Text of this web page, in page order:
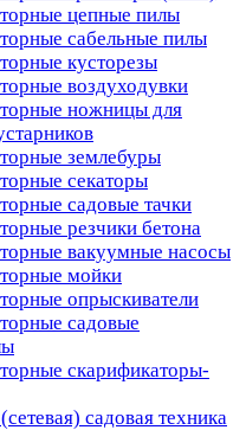
цепные пилы
сабельные пилы
кусторезы
воздуходувки
ножницы для
землебуры
секаторы
садовые тачки
резчики бетона
вакуумные насосы
мойки
опрыскиватели
садовые
скарификаторы-
садовая техника